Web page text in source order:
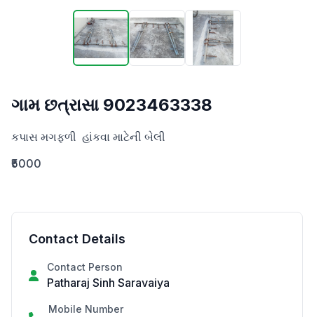
ગામ છત્રાસા 9023463338
કપાસ મગફળી  હાંકવા માટેની બેલી
₹5000
Contact Details
Contact Person
Patharaj Sinh Saravaiya
Mobile Number